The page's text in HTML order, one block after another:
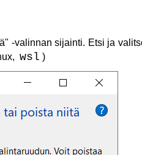
-valinnan sijainti. Etsi ja
wsl )